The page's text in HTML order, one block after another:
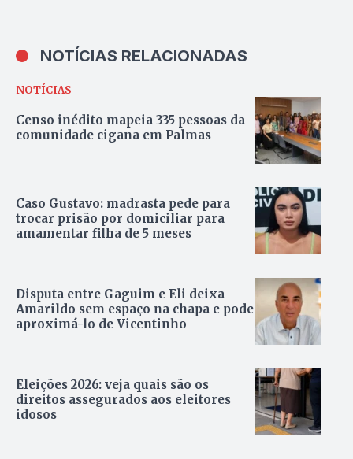
NOTÍCIAS RELACIONADAS
NOTÍCIAS
Censo inédito mapeia 335 pessoas da
comunidade cigana em Palmas
Caso Gustavo: madrasta pede para
trocar prisão por domiciliar para
amamentar filha de 5 meses
Disputa entre Gaguim e Eli deixa
Amarildo sem espaço na chapa e pode
aproximá-lo de Vicentinho
Eleições 2026: veja quais são os
direitos assegurados aos eleitores
idosos